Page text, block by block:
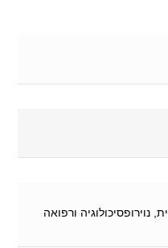
נוירופסיכולוגיה ורפואה